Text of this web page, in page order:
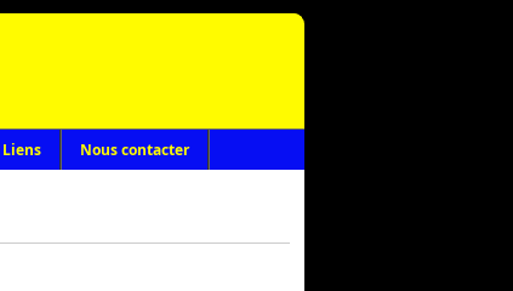
Liens Nous contacter